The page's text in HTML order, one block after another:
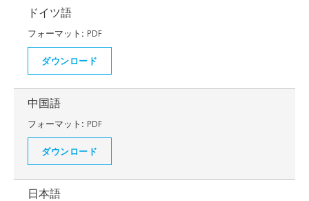
ドイツ語
フォーマット: PDF
ダウンロード
中国語
フォーマット: PDF
ダウンロード
日本語